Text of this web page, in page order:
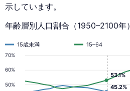
示しています。
年齢層別人口割合（1950–2100年）
50%
60%
70%
15歳未満 15–64
45.2%
53.1%